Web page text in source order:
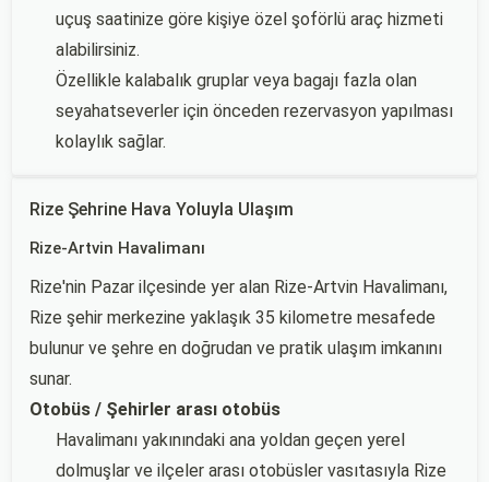
uçuş saatinize göre kişiye özel şoförlü araç hizmeti
alabilirsiniz.
Özellikle kalabalık gruplar veya bagajı fazla olan
seyahatseverler için önceden rezervasyon yapılması
kolaylık sağlar.
Rize Şehrine Hava Yoluyla Ulaşım
Rize-Artvin Havalimanı
Rize'nin Pazar ilçesinde yer alan Rize-Artvin Havalimanı,
Rize şehir merkezine yaklaşık 35 kilometre mesafede
bulunur ve şehre en doğrudan ve pratik ulaşım imkanını
sunar.
Otobüs / Şehirler arası otobüs
Havalimanı yakınındaki ana yoldan geçen yerel
dolmuşlar ve ilçeler arası otobüsler vasıtasıyla Rize